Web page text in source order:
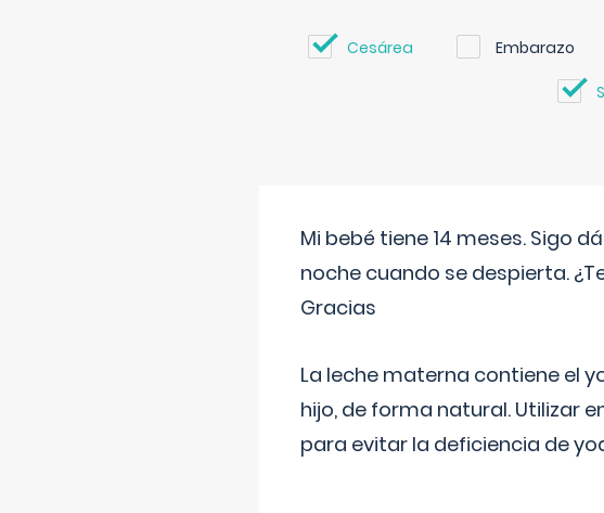
Cesárea Embarazo
Mi bebé tiene 14 meses. Sigo
noche cuando se despierta.
Gracias
La leche materna contiene el
hijo, de forma natural. Utilizar
para evitar la deficiencia de